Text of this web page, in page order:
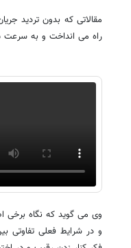
مقالاتی که بدون تردید
راه می انداخت و به سرعت
وی می گوید که نگاه برخی
و در شرایط فعلی تفاوتی